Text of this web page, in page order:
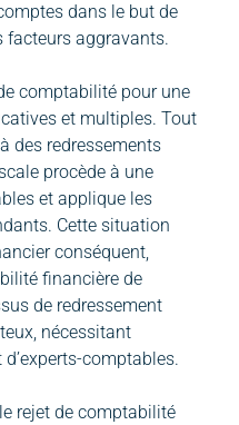
dans le but de
facteurs aggravants.
comptabilité pour une
et multiples. Tout
à des redressements
procède à une
et applique les
Cette situation
conséquent,
financière de
de redressement
nécessitant
d’experts-comptables.
rejet de comptabilité